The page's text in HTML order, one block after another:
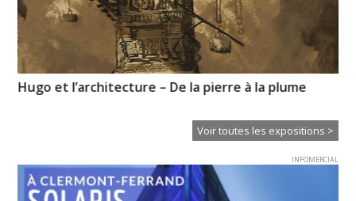
Hugo et l’architecture – De la pierre à la plume
Voir toutes les expositions >
INFOMERCIAL